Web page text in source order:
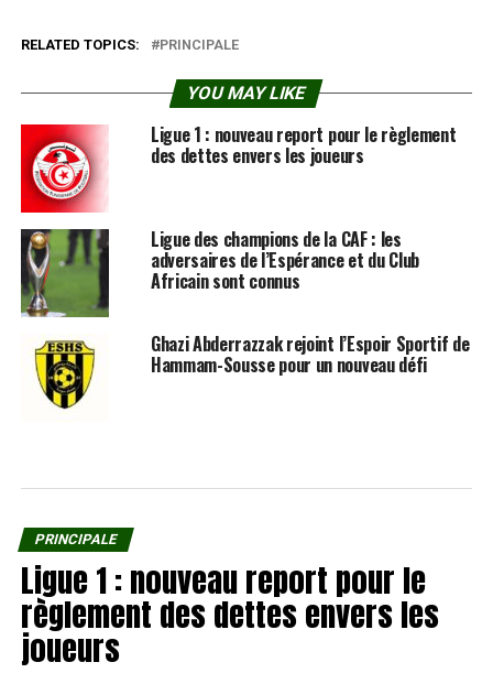
RELATED TOPICS: PRINCIPALE
YOU MAY LIKE
Ligue 1 : nouveau report pour le règlement
des dettes envers les joueurs
Ligue des champions de la CAF : les
adversaires de l’Espérance et du Club
Africain sont connus
Ghazi Abderrazzak rejoint l’Espoir Sportif de
Hammam-Sousse pour un nouveau défi
PRINCIPALE
Ligue 1 : nouveau report pour le
règlement des dettes envers les
joueurs